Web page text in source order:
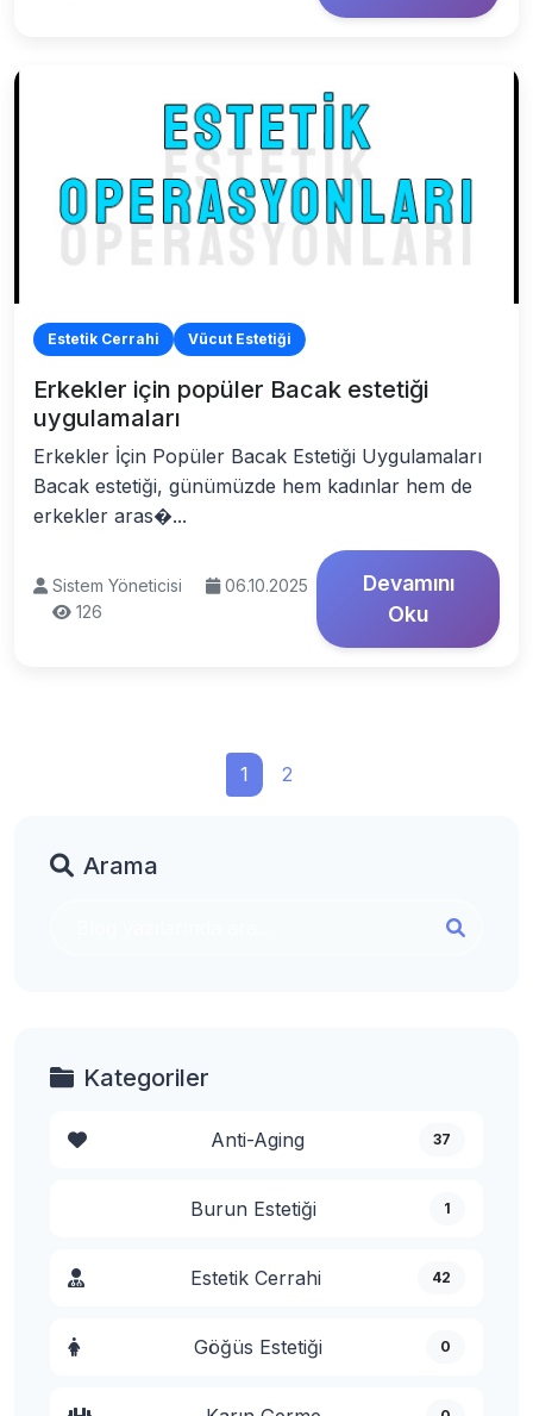
Estetik Cerrahi Vücut Estetiği
Erkekler için popüler Bacak estetiği
uygulamaları
Erkekler İçin Popüler Bacak Estetiği Uygulamaları
Bacak estetiği, günümüzde hem kadınlar hem de
erkekler aras�...
Sistem Yöneticisi
06.10.2025
126
Devamını
Oku
1 2
Arama
Kategoriler
Anti-Aging 37
Burun Estetiği 1
Estetik Cerrahi 42
Göğüs Estetiği 0